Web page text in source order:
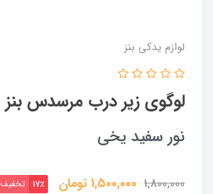
لوازم یدکی بنز
لوگوی زیر درب مرسدس بنز
نور سفید یخی
1,800,000
1,500,000تومان 17٪ تخفیف